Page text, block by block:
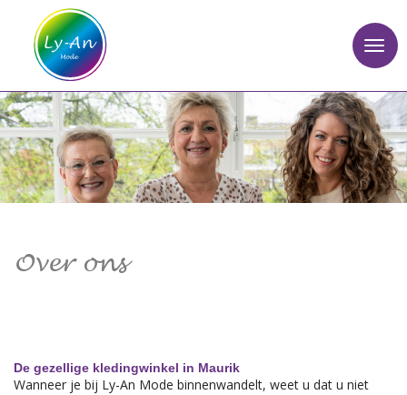
Over ons
De gezellige kledingwinkel in Maurik
Wanneer je bij Ly-An Mode binnenwandelt, weet u dat u niet